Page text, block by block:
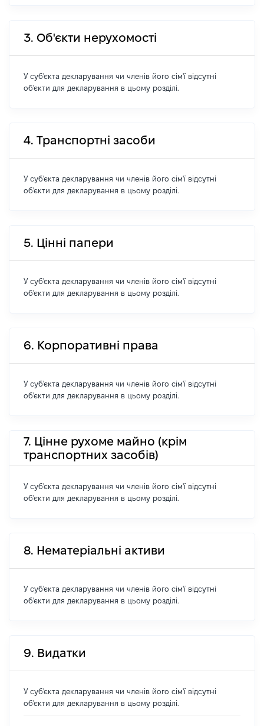
3. Об'єкти нерухомості
У суб'єкта декларування чи членів його сім'ї відсутні
об'єкти для декларування в цьому розділі.
4. Транспортні засоби
У суб'єкта декларування чи членів його сім'ї відсутні
об'єкти для декларування в цьому розділі.
5. Цінні папери
У суб'єкта декларування чи членів його сім'ї відсутні
об'єкти для декларування в цьому розділі.
6. Корпоративні права
У суб'єкта декларування чи членів його сім'ї відсутні
об'єкти для декларування в цьому розділі.
7. Цінне рухоме майно (крім
транспортних засобів)
У суб'єкта декларування чи членів його сім'ї відсутні
об'єкти для декларування в цьому розділі.
8. Нематеріальні активи
У суб'єкта декларування чи членів його сім'ї відсутні
об'єкти для декларування в цьому розділі.
9. Видатки
У суб'єкта декларування чи членів його сім'ї відсутні
об'єкти для декларування в цьому розділі.